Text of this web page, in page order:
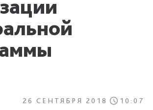
26 СЕНТЯБРЯ 2018 10:07